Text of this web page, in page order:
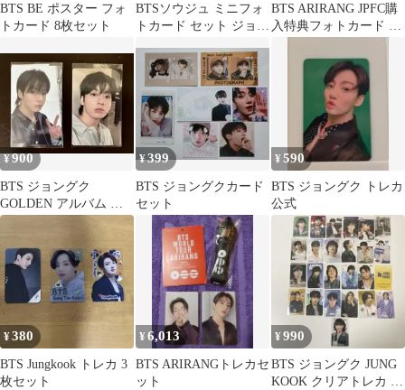
BTS BE ポスター フォ
トカード 8枚セット
BTSソウジュ ミニフォ
トカード セット ジョン
BTS ARIRANG JPFC購
入特典フォトカード ジ
¥900
BTS ジョングク
GOLDEN アルバム ト
レカ2枚
¥399
BTS ジョングクカード
セット
¥590
BTS ジョングク トレカ
公式
¥380
BTS Jungkook トレカ 3
枚セット
¥6,013
BTS ARIRANGトレカセ
ット
¥990
BTS ジョングク JUNG
KOOK クリアトレカ 25